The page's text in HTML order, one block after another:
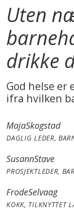
Uten
drikke
God helse
ifra hvilken
MajaSkogstad
DAGLIG LEDER,
SusannStave
PROSJEKTLEDER,
FrodeSelvaag
KOKK, TILKNYTTET